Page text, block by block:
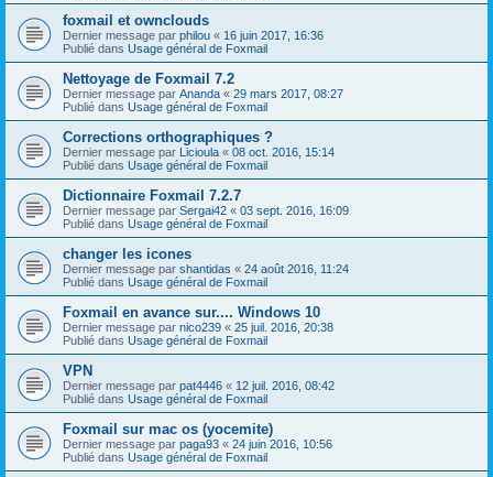
foxmail et ownclouds
Dernier message par philou « 16 juin 2017, 16:36
Publié dans Usage général de Foxmail
Nettoyage de Foxmail 7.2
Dernier message par Ananda « 29 mars 2017, 08:27
Publié dans Usage général de Foxmail
Corrections orthographiques ?
Dernier message par Licioula « 08 oct. 2016, 15:14
Publié dans Usage général de Foxmail
Dictionnaire Foxmail 7.2.7
Dernier message par Sergai42 « 03 sept. 2016, 16:09
Publié dans Usage général de Foxmail
changer les icones
Dernier message par shantidas « 24 août 2016, 11:24
Publié dans Usage général de Foxmail
Foxmail en avance sur.... Windows 10
Dernier message par nico239 « 25 juil. 2016, 20:38
Publié dans Usage général de Foxmail
VPN
Dernier message par pat4446 « 12 juil. 2016, 08:42
Publié dans Usage général de Foxmail
Foxmail sur mac os (yocemite)
Dernier message par paga93 « 24 juin 2016, 10:56
Publié dans Usage général de Foxmail